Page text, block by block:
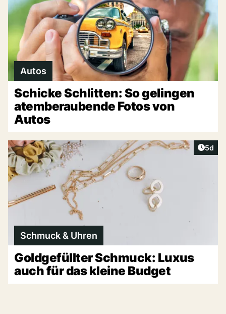
Autos
Schicke Schlitten: So gelingen
atemberaubende Fotos von
Autos
5d
Schmuck & Uhren
Goldgefüllter Schmuck: Luxus
auch für das kleine Budget